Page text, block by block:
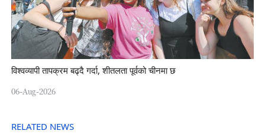
विश्वव्यापी तापक्रम बढ्दै गर्दा, शीतलता पूर्वको चीनमा छ
06-Aug-2026
RELATED NEWS